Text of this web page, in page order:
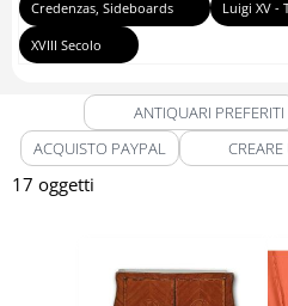
Credenzas, Sideboards Luigi XV -
XVIII Secolo
ANTIQUARI PREFERITI
ACQUISTO PAYPAL
17 oggetti